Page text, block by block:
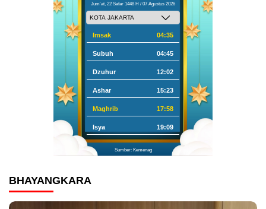
Jum'at, 22 Safar 1448 H / 07 Agustus 2026
Imsak 04:35
Subuh 04:45
Dzuhur 12:02
Ashar 15:23
Maghrib 17:58
Isya 19:09
Sumber: Kemenag
BHAYANGKARA